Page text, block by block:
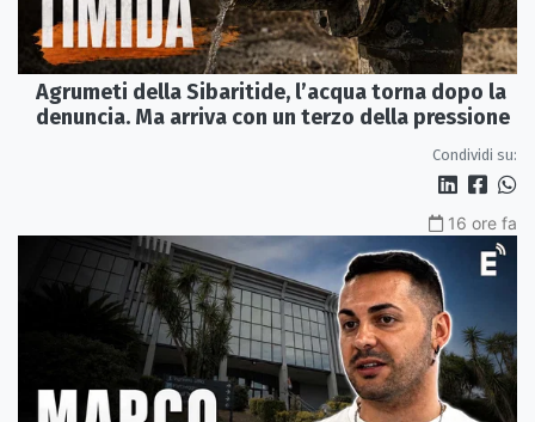
Agrumeti della Sibaritide, l’acqua torna dopo la
denuncia. Ma arriva con un terzo della pressione
Condividi su:
16 ore fa